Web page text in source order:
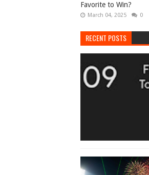
Favorite to Win?
March 04, 2025 0
RECENT POSTS